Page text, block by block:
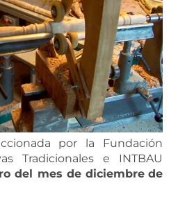
por la Fundación
Tradicionales e INTBAU
del mes de diciembre de